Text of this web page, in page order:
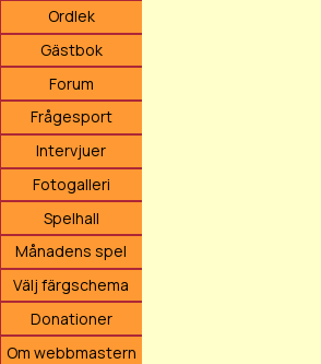
Ordlek
Gästbok
Forum
Frågesport
Intervjuer
Fotogalleri
Spelhall
Månadens spel
Välj färgschema
Donationer
Om webbmastern